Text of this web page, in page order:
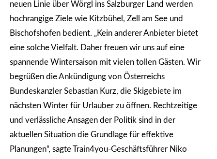
neuen Linie über Wörgl ins Salzburger Land werden
hochrangige Ziele wie Kitzbühel, Zell am See und
Bischofshofen bedient. „Kein anderer Anbieter bietet
eine solche Vielfalt. Daher freuen wir uns auf eine
spannende Wintersaison mit vielen tollen Gästen. Wir
begrüßen die Ankündigung von Österreichs
Bundeskanzler Sebastian Kurz, die Skigebiete im
nächsten Winter für Urlauber zu öffnen. Rechtzeitige
und verlässliche Ansagen der Politik sind in der
aktuellen Situation die Grundlage für effektive
Planungen“, sagte Train4you-Geschäftsführer Niko